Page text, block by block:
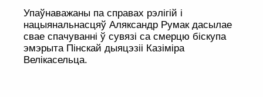
Упаўнаважаны па справах рэлігій і
нацыянальнасцяў Аляксандр Румак дасылае
свае спачуванні ў сувязі са смерцю біскупа
эмэрыта Пінскай дыяцэзіі Казіміра
Велікасельца.